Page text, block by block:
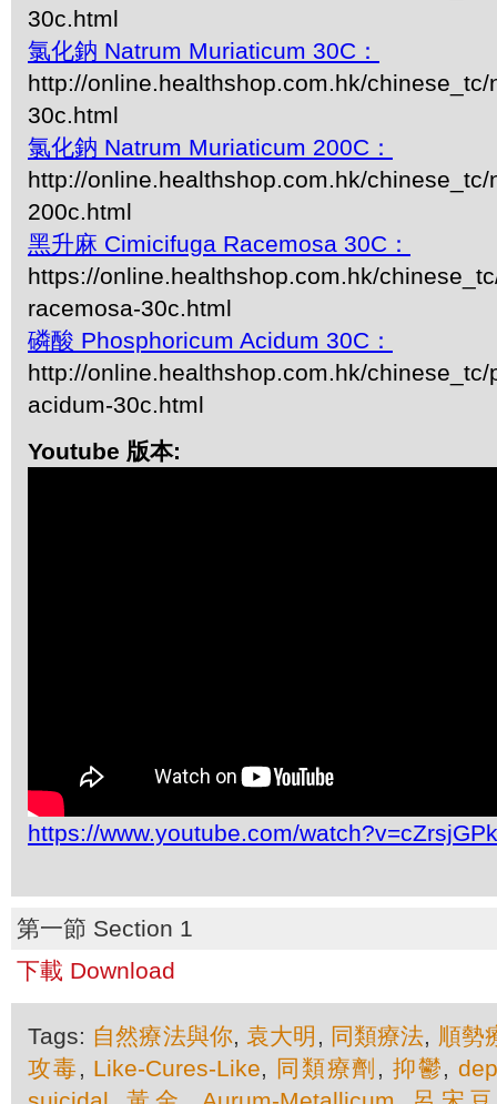
30c.html
氯化鈉 Natrum Muriaticum 30C：
http://online.healthshop.com.hk/
30c.html
氯化鈉 Natrum Muriaticum 200C：
http://online.healthshop.com.hk/
200c.html
黑升麻 Cimicifuga Racemosa 30C：
https://online.healthshop.com.hk/
racemosa-30c.html
磷酸 Phosphoricum Acidum 30C：
http://online.healthshop.com.hk/
acidum-30c.html
Youtube 版本:
https://www.youtube.com/
第一節 Section 1
下載 Download
Tags: 自然療法與你,袁大明 , 同類療法, 順勢
攻毒, Like-Cures-Like, 同類療劑 , 抑鬱,